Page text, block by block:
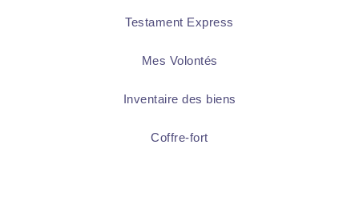
Testament Express
Mes Volontés
Inventaire des biens
Coffre-fort